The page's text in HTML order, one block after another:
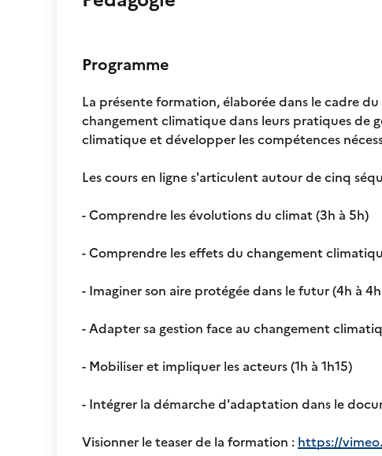
Programme
La présente formation, élaborée dans le cadre
changement climatique dans leurs pratiques de
climatique et développer les compétences
Les cours en ligne s'articulent autour de cinq
- Comprendre les évolutions du climat (3h à 5h)
- Comprendre les effets du changement
- Imaginer son aire protégée dans le futur (4h à
- Adapter sa gestion face au changement
- Mobiliser et impliquer les acteurs (1h à 1h15)
- Intégrer la démarche d'adaptation dans le
Visionner le teaser de la formation : https://